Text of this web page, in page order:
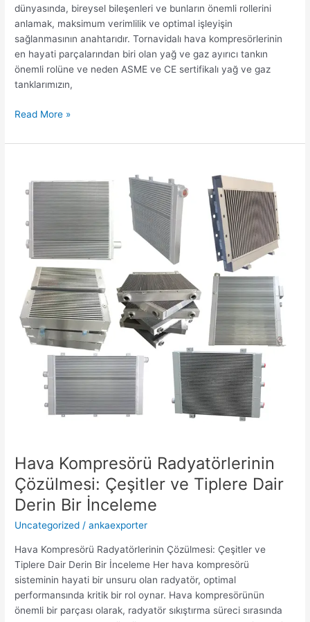
dünyasında, bireysel bileşenleri ve bunların önemli rollerini
anlamak, maksimum verimlilik ve optimal işleyişin
sağlanmasının anahtarıdır. Tornavidalı hava kompresörlerinin
en hayati parçalarından biri olan yağ ve gaz ayırıcı tankın
önemli rolüne ve neden ASME ve CE sertifikalı yağ ve gaz
tanklarımızın,
Read More »
Hava Kompresörü Radyatörlerinin
Çözülmesi: Çeşitler ve Tiplere Dair
Derin Bir İnceleme
Uncategorized /ankaexporter
Hava Kompresörü Radyatörlerinin Çözülmesi: Çeşitler ve
Tiplere Dair Derin Bir İnceleme Her hava kompresörü
sisteminin hayati bir unsuru olan radyatör, optimal
performansında kritik bir rol oynar. Hava kompresörünün
önemli bir parçası olarak, radyatör sıkıştırma süreci sırasında
Kompresörü
Radyatörlerinin
Çözülmesi:
Çeşitler
Tiplere
Derin
Bir
İnceleme